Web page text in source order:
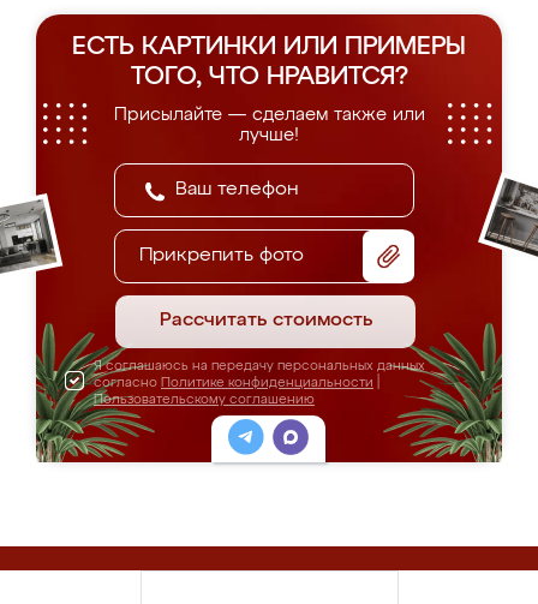
ЕСТЬ КАРТИНКИ ИЛИ ПРИМЕРЫ
ТОГО, ЧТО НРАВИТСЯ?
Присылайте — сделаем также или
лучше!
Прикрепить фото
Рассчитать стоимость
Я соглашаюсь на передачу персональных данных
согласно Политике конфиденциальности
Пользовательскому соглашению